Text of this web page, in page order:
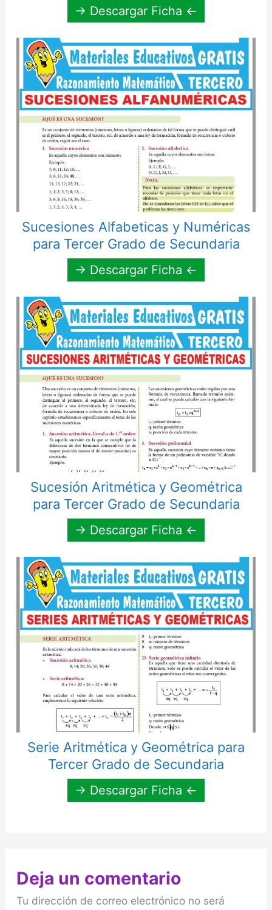
→ Descargar Ficha ←
Sucesiones Alfabeticas y Numéricas
para Tercer Grado de Secundaria
→ Descargar Ficha ←
Sucesión Aritmética y Geométrica
para Tercer Grado de Secundaria
→ Descargar Ficha ←
Serie Aritmética y Geométrica para
Tercer Grado de Secundaria
→ Descargar Ficha ←
Deja un comentario
Tu dirección de correo electrónico no será